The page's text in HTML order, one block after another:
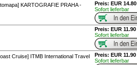
KARTOGRAFIE PRAHA -
Preis: EUR 14.80
Sofort lieferbar
Preis: EUR 11.90
Sofort lieferbar
Cruise] ITMB International Travel
Preis: EUR 11.90
Sofort lieferbar